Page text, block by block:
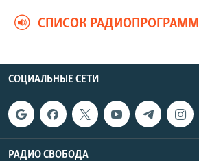
СПИСОК РАДИОПРОГРАММ
СОЦИАЛЬНЫЕ СЕТИ
РАДИО СВОБОДА